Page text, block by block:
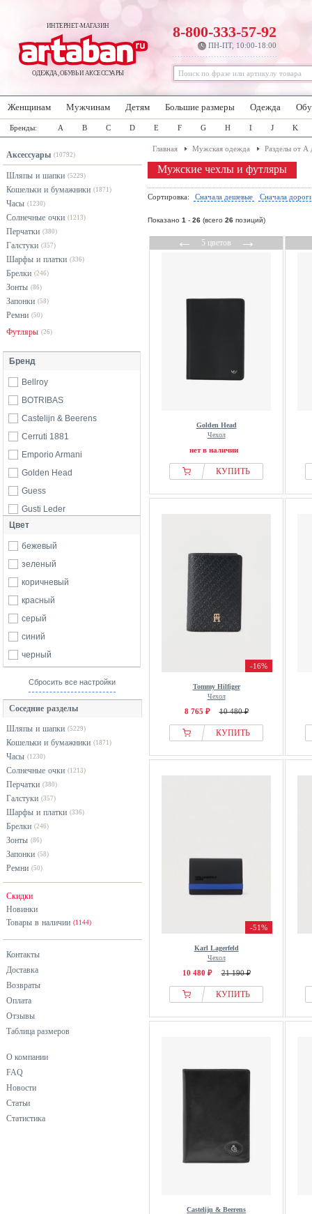
ИНТЕРНЕТ-МАГАЗИН
ОДЕЖДА, ОБУВЬ И АКСЕССУАРЫ
8-800-333-57-92
ПН-ПТ, 10:00-18:00
Женщинам Мужчинам Детям Большие размеры Одежда
Бренды: A B C D E F G H I J K
Аксессуары (10792)
Шляпы и шапки (5229)
Кошельки и бумажники (1871)
Часы (1230)
Солнечные очки (1213)
Перчатки (380)
Галстуки (357)
Шарфы и платки (336)
Брелки (246)
Зонты (86)
Запонки (58)
Ремни (50)
Футляры (26)
Бренд
Bellroy
BOTRIBAS
Castelijn & Beerens
Cerruti 1881
Emporio Armani
Golden Head
Guess
Gusti Leder
Hackett London
Karl Lagerfeld
LONGCHAMP
MCM
Michael Kors
OFF-WHITE
Piquadro
Tommy Hilfiger
Цвет
бежевый
зеленый
коричневый
красный
серый
синий
черный
Сбросить все настройки
Соседние разделы
Шляпы и шапки (5229)
Кошельки и бумажники (1871)
Часы (1230)
Солнечные очки (1213)
Перчатки (380)
Галстуки (357)
Шарфы и платки (336)
Брелки (246)
Зонты (86)
Запонки (58)
Ремни (50)
Скидки
Новинки
Товары в наличии (1144)
Контакты
Доставка
Возвраты
Оплата
Отзывы
Таблица размеров
О компании
FAQ
Новости
Статьи
Статистика
Главная Мужская одежда Разделы от А
Мужские чехлы и футляры
Сортировка: Сначала дешевые Сначала
Показано 1 - 26 (всего 26 позиций)
←5 цветов→
Golden Head
Чехол
нет в наличии
КУПИТЬ
-16%
Tommy Hilfiger
Чехол
8 765 ₽ 10 480 ₽
КУПИТЬ
-51%
Karl Lagerfeld
Чехол
10 480 ₽ 21 190 ₽
КУПИТЬ
Castelijn & Beerens